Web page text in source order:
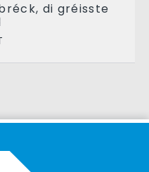
di gréisste